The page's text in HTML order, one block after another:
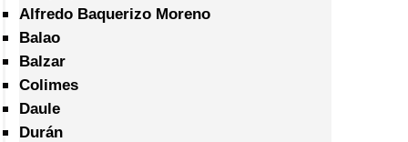
Alfredo Baquerizo Moreno
Balao
Balzar
Colimes
Daule
Durán